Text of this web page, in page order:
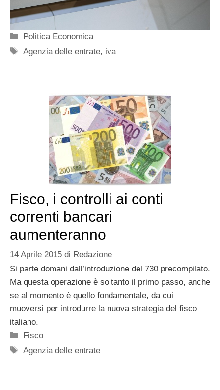
Categorie
Politica Economica
Tag
Agenzia delle entrate, iva
Fisco, i controlli ai conti
correnti bancari
aumenteranno
14 Aprile 2015 di Redazione
Si parte domani dall’introduzione del 730 precompilato.
Ma questa operazione è soltanto il primo passo, anche
se al momento è quello fondamentale, da cui
muoversi per introdurre la nuova strategia del fisco
italiano.
Categorie
Fisco
Tag
Agenzia delle entrate